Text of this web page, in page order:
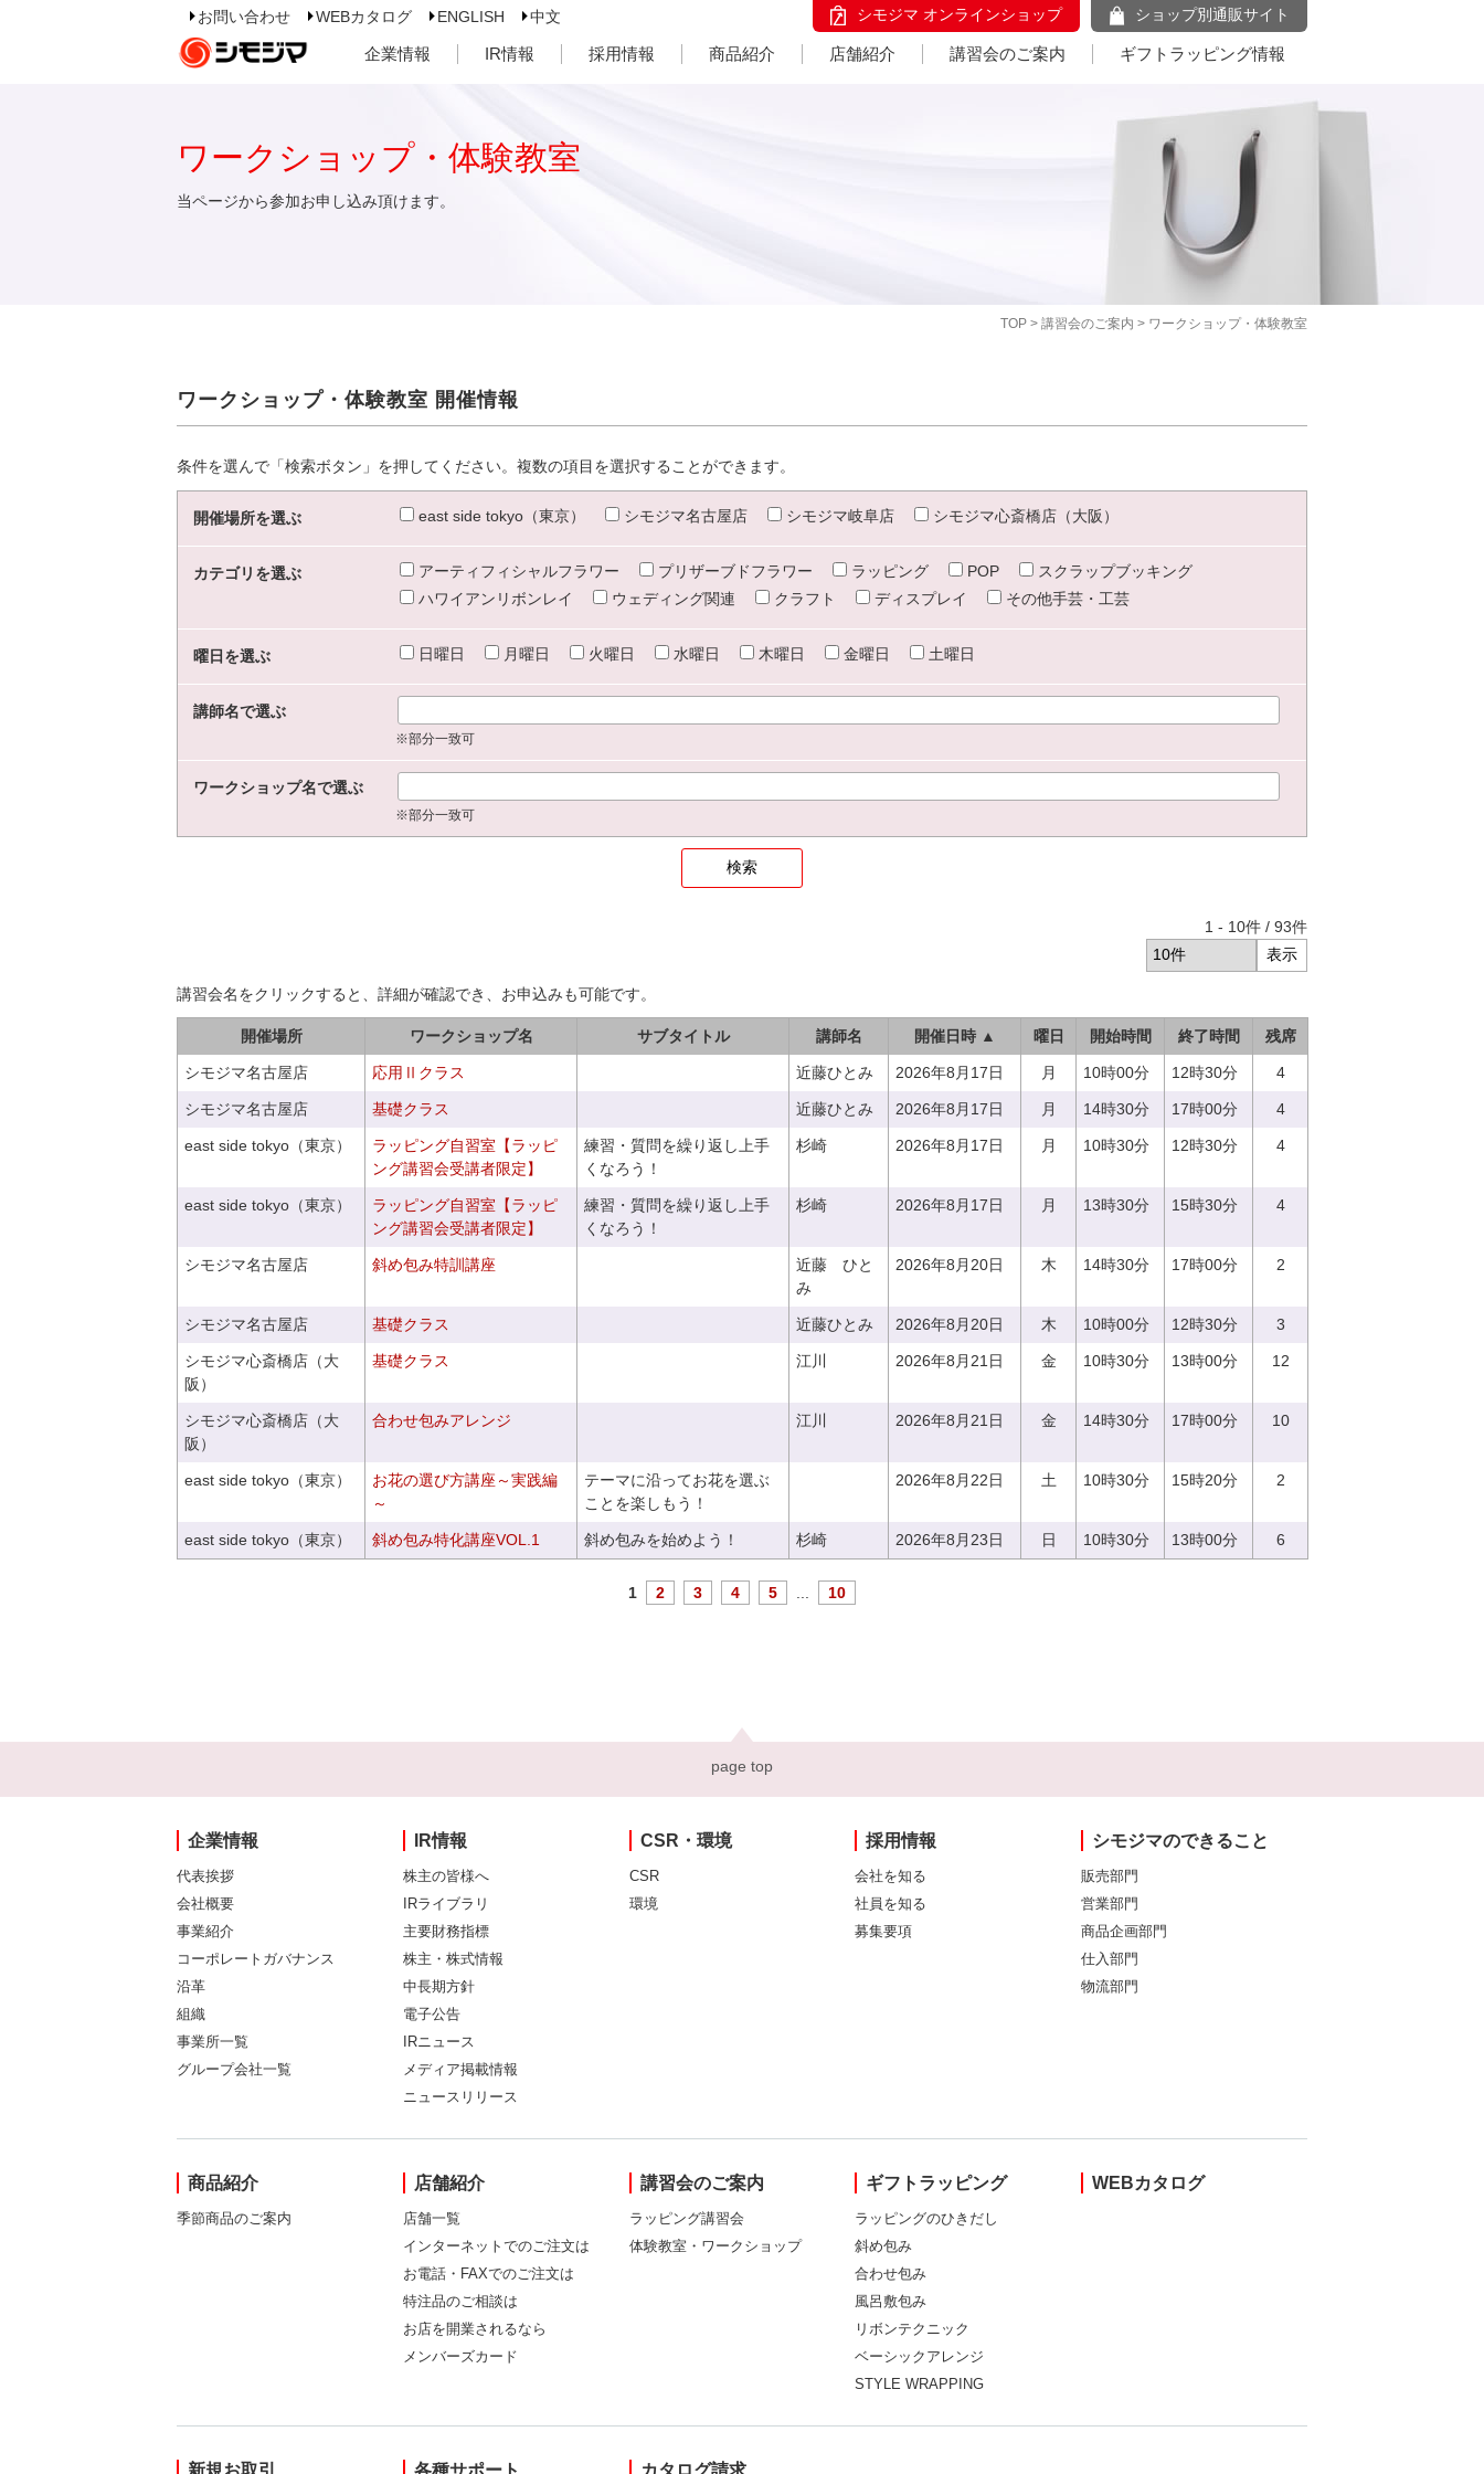
お問い合わせ WEBカタログ ENGLISH 中文 シモジマ オンラインショップ ショップ別通販サイト
企業情報 IR情報 採用情報 商品紹介 店舗紹介 講習会のご案内 ギフトラッピング情報
TOP > 講習会のご案内 > ワークショップ・体験教室
ワークショップ・体験教室
当ページから参加お申し込み頂けます。
ワークショップ・体験教室 開催情報
条件を選んで「検索ボタン」を押してください。複数の項目を選択することができます。
開催場所を選ぶ east side tokyo（東京） シモジマ名古屋店 シモジマ岐阜店 シモジマ心斎橋店（大阪）
カテゴリを選ぶ アーティフィシャルフラワー プリザーブドフラワー ラッピング POP
スクラップブッキング
ハワイアンリボンレイ
ウェディング関連 クラフト ディスプレイ その他手芸・工芸
曜日を選ぶ 日曜日 月曜日 火曜日 水曜日 木曜日 金曜日 土曜日
講師名で選ぶ
※部分一致可
ワークショップ名で選ぶ
※部分一致可
1 - 10件 / 93件
講習会名をクリックすると、詳細が確認でき、お申込みも可能です。
開催場所 ワークショップ名 サブタイトル 講師名 開催日時 ▲ 曜日 開始時間 終了時間 残席
シモジマ名古屋店 応用Ⅱクラス 近藤ひとみ 2026年8月17日 月 10時00分 12時30分 4
シモジマ名古屋店 基礎クラス 近藤ひとみ 2026年8月17日 月 14時30分 17時00分 4
east side tokyo（東京）
ラッピング自習室【ラッピ
ング講習会受講者限定】
練習・質問を繰り返し上手
くなろう！
杉崎 2026年8月17日 月 10時30分 12時30分 4
east side tokyo（東京）
ラッピング自習室【ラッピ
ング講習会受講者限定】
練習・質問を繰り返し上手
くなろう！
杉崎 2026年8月17日 月 13時30分 15時30分 4
シモジマ名古屋店 斜め包み特訓講座
近藤 ひと
み
2026年8月20日 木 14時30分 17時00分 2
シモジマ名古屋店 基礎クラス 近藤ひとみ 2026年8月20日 木 10時00分 12時30分 3
シモジマ心斎橋店（大
阪）
基礎クラス 江川 2026年8月21日 金 10時30分 13時00分 12
シモジマ心斎橋店（大
阪）
合わせ包みアレンジ 江川 2026年8月21日 金 14時30分 17時00分 10
east side tokyo（東京）
お花の選び方講座～実践編
～
テーマに沿ってお花を選ぶ
ことを楽しもう！
2026年8月22日 土 10時30分 15時20分 2
east side tokyo（東京） 斜め包み特化講座VOL.1 斜め包みを始めよう！ 杉崎 2026年8月23日 日 10時30分 13時00分 6
1 2 3 4 5 10
page top
企業情報
代表挨拶
会社概要
事業紹介
コーポレートガバナンス
沿革
組織
事業所一覧
グループ会社一覧
IR情報
株主の皆様へ
IRライブラリ
主要財務指標
株主・株式情報
中長期方針
電子公告
IRニュース
メディア掲載情報
ニュースリリース
CSR・環境
CSR
環境
採用情報
会社を知る
社員を知る
募集要項
シモジマのできること
販売部門
営業部門
商品企画部門
仕入部門
物流部門
商品紹介
季節商品のご案内
店舗紹介
店舗一覧
インターネットでのご注文は
お電話・FAXでのご注文は
特注品のご相談は
お店を開業されるなら
メンバーズカード
講習会のご案内
ラッピング講習会
体験教室・ワークショップ
ギフトラッピング
ラッピングのひきだし
斜め包み
合わせ包み
風呂敷包み
リボンテクニック
ベーシックアレンジ
STYLE WRAPPING
WEBカタログ
新規お取引 各種サポート カタログ請求